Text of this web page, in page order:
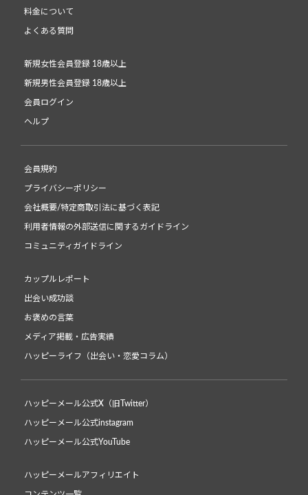
料金について
よくある質問
新規女性会員登録 18歳以上
新規男性会員登録 18歳以上
会員ログイン
ヘルプ
会員規約
プライバシーポリシー
会社概要/特定商取引法に基づく表記
利用者情報の外部送信に関するガイドライン
コミュニティガイドライン
カップルレポート
出会い成功談
お褒めの言葉
メディア掲載・広告実績
ハッピーライフ（出会い・恋愛コラム）
ハッピーメール公式X（旧Twitter）
ハッピーメール公式instagram
ハッピーメール公式YouTube
ハッピーメールアフィリエイト